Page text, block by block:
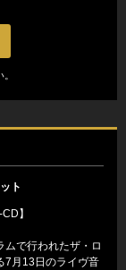
ト
】
で行われたザ・ロ
7月13日のライヴ音